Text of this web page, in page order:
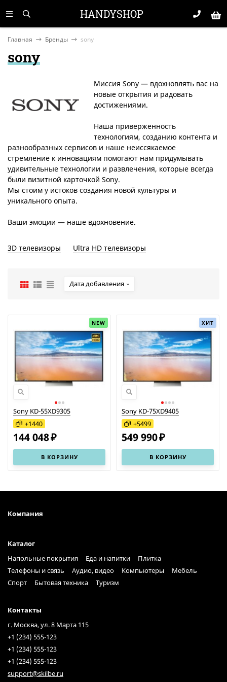
HANDYSHOP
Главная Бренды sony
sony
Миссия Sony — вдохновлять вас на
новые открытия и радовать
достижениями.
Наша приверженность
технологиям, созданию контента и
разнообразных сервисов и наше неиссякаемое
стремление к инновациям помогают нам придумывать
удивительные технологии и развлечения, которые всегда
были визитной карточкой Sony.
Мы стоим у истоков создания новой культуры и
уникального опыта.
Ваши эмоции — наше вдохновение.
3D телевизоры Ultra HD телевизоры
Дата добавления
NEW
Sony KD-55XD9305
+1440
В КОРЗИНУ
144 048₽
ХИТ
Sony KD-75XD9405
+5499
В КОРЗИНУ
549 990₽
Компания
Каталог
Напольные покрытия
Еда и напитки
Плитка
Телефоны и связь
Аудио, видео Компьютеры
Мебель
Спорт
Бытовая техника Туризм
Контакты
г. Москва, ул. 8 Марта 115
+1 (234) 555-123
+1 (234) 555-123
+1 (234) 555-123
support@skilbe.ru